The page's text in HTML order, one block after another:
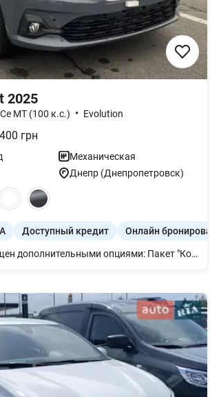
2025
MT (100 к.с.) • Evolution
грн
Механическая
Днепр (Днепропетровск)
Доступный кредит Онлайн
*Автомобиль оснащен дополнительными опциями: Пакет "Комфорт": передние и задние парктроники, карточка-ключ "свободные руки"